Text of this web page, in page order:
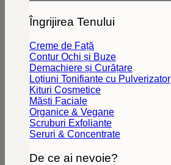
Îngrijirea Tenului
Creme de Față
Contur Ochi și Buze
Demachiere și Curățare
Loțiuni Tonifiante cu Pulverizator
Kituri Cosmetice
Măști Faciale
Organice & Vegane
Scruburi Exfoliante
Seruri & Concentrate
De ce ai nevoie?